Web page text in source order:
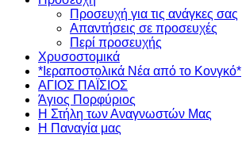
Προσευχή για τις ανάγκες σας
Απαντήσεις σε προσευχές
Περί προσευχής
Χρυσοστομικά
*Ιεραποστολικά Νέα από το Κονγκό*
ΑΓΙΟΣ ΠΑΪΣΙΟΣ
Άγιος Πορφύριος
Η Στήλη των Αναγνωστών Mας
Η Παναγία μας